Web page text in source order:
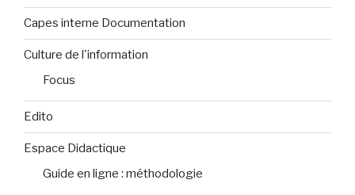
Capes interne Documentation
Culture de l'information
Focus
Edito
Espace Didactique
Guide en ligne : méthodologie